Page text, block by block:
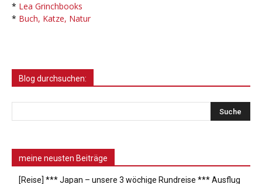
* Lea Grinchbooks
* Buch, Katze, Natur
Blog durchsuchen:
meine neusten Beiträge
[Reise] *** Japan – unsere 3 wöchige Rundreise *** Ausflug